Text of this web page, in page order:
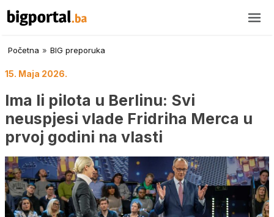
Početna » BIG preporuka
15. Maja 2026.
Ima li pilota u Berlinu: Svi
neuspjesi vlade Fridriha Merca u
prvoj godini na vlasti